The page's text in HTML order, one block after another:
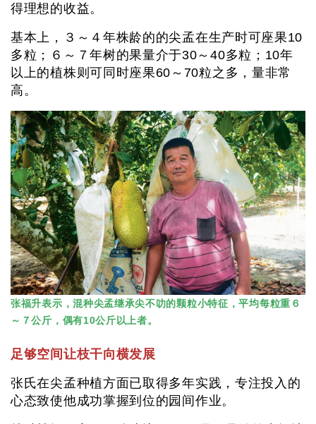
得理想的收益。
基本上，３～４年株龄的的尖孟在生产时可座果10
多粒；６～７年树的果量介于30～40多粒；10年
以上的植株则可同时座果60～70粒之多，量非常
高。
张福升表示，混种尖孟继承尖不叻的颗粒小特征，平均每粒重６
～７公斤，偶有10公斤以上者。
足够空间让枝干向横发展
张氏在尖孟种植方面已取得多年实践，专注投入的
心态致使他成功掌握到位的园间作业。